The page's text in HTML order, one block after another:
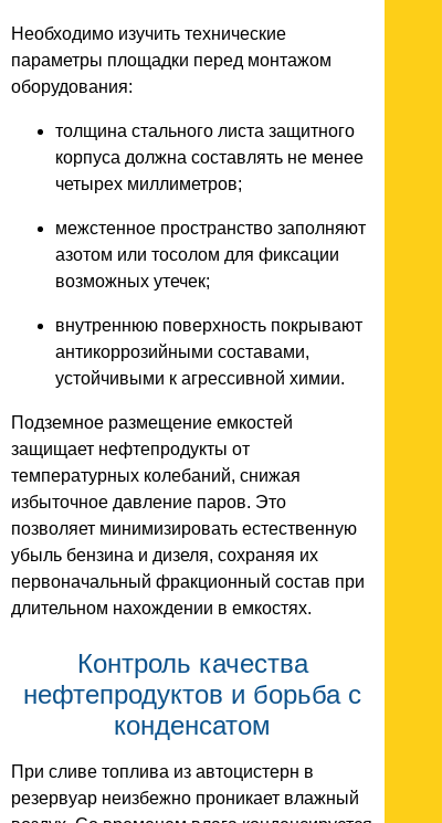
Необходимо изучить технические
параметры площадки перед монтажом
оборудования:
толщина стального листа защитного
корпуса должна составлять не менее
четырех миллиметров;
межстенное пространство заполняют
азотом или тосолом для фиксации
возможных утечек;
внутреннюю поверхность покрывают
антикоррозийными составами,
устойчивыми к агрессивной химии.
Подземное размещение емкостей
защищает нефтепродукты от
температурных колебаний, снижая
избыточное давление паров. Это
позволяет минимизировать естественную
убыль бензина и дизеля, сохраняя их
первоначальный фракционный состав при
длительном нахождении в емкостях.
Контроль качества
нефтепродуктов и борьба с
конденсатом
При сливе топлива из автоцистерн в
резервуар неизбежно проникает влажный